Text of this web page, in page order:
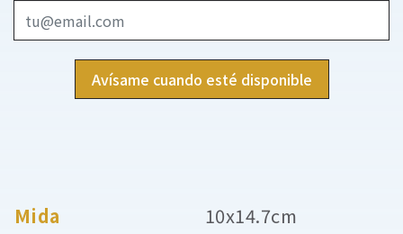
Avísame cuando esté disponible
Mida
10x14.7cm